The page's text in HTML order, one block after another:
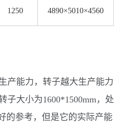
1250 4890×5010×4560
产能力，转子越大生产能力
子大小为1600*1500mm，处
的参考，但是它的实际产能